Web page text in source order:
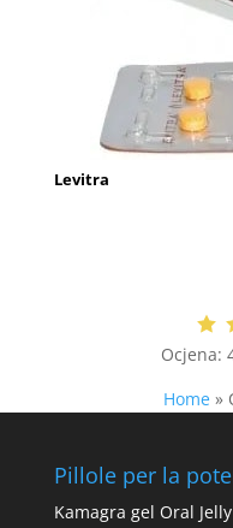
Levitra
Ocjena:
Home »
Pillole per la
Kamagra gel Oral Jelly